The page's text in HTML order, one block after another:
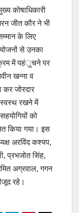
कोषाधिकारी
जीत कौर ने भी
के लिए
से उनका
में पहंुचने पर
खन्ना व
कर जोरदार
स्वस्थ रखने में
को
किया गया। इस
अरविंद कश्यप,
प्रभजोत सिंह,
अग्रवाल, गगन
रहे।